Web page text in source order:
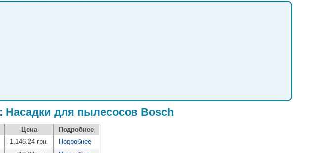
Насадки для пылесосов Bosch
Цена
Подробнее
1,146.24 грн.
Подробнее